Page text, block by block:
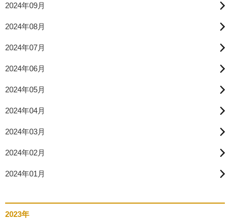
2024年09月
2024年08月
2024年07月
2024年06月
2024年05月
2024年04月
2024年03月
2024年02月
2024年01月
2023年